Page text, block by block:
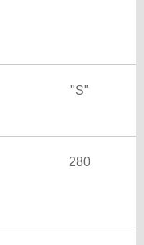
"S"
280